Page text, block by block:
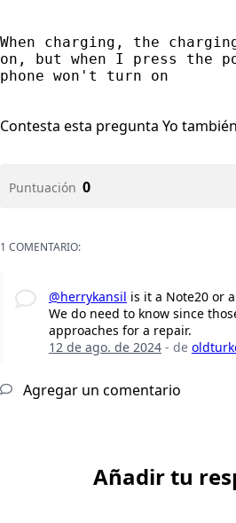
When charging, the
on, but when I press the
phone won't turn on
Contesta esta pregunta Yo
Puntuación 0
1 COMENTARIO:
@herrykansil is it a Note20 or
We do need to know since
approaches for a repair.
12 de ago. de 2024- de
Agregar un comentario
Añadir tu